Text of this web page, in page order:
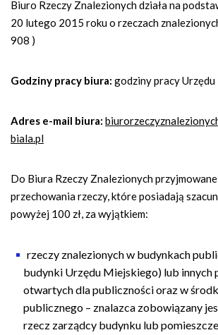
c
y
a
Biuro Rzeczy Znalezionych działa na
20 lutego 2015 roku o rzeczach
908 )
Godziny pracy biura: godziny pracy
Adres e-mail biura:
biala.pl
Do Biura Rzeczy Znalezionych przyjmowane
przechowania rzeczy, które posiadają
powyżej 100 zł, za wyjątkiem:
rzeczy znalezionych w budynkach
budynki Urzędu Miejskiego) lub innych
otwartych dla publiczności oraz w
publicznego – znalazca zobowiązany
rzecz zarządcy budynku lub